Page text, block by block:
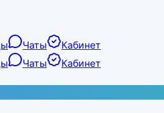
Чаты
Кабинет
Чаты
Кабинет